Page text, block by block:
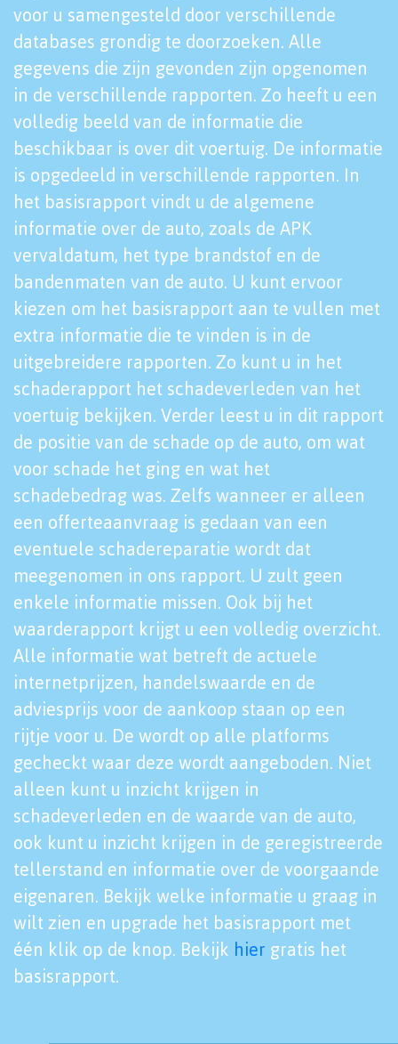
voor u samengesteld door verschillende
databases grondig te doorzoeken. Alle
gegevens die zijn gevonden zijn opgenomen
in de verschillende rapporten. Zo heeft u een
volledig beeld van de informatie die
beschikbaar is over dit voertuig. De informatie
is opgedeeld in verschillende rapporten. In
het basisrapport vindt u de algemene
informatie over de auto, zoals de APK
vervaldatum, het type brandstof en de
bandenmaten van de auto. U kunt ervoor
kiezen om het basisrapport aan te vullen met
extra informatie die te vinden is in de
uitgebreidere rapporten. Zo kunt u in het
schaderapport het schadeverleden van het
voertuig bekijken. Verder leest u in dit rapport
de positie van de schade op de auto, om wat
voor schade het ging en wat het
schadebedrag was. Zelfs wanneer er alleen
een offerteaanvraag is gedaan van een
eventuele schadereparatie wordt dat
meegenomen in ons rapport. U zult geen
enkele informatie missen. Ook bij het
waarderapport krijgt u een volledig overzicht.
Alle informatie wat betreft de actuele
internetprijzen, handelswaarde en de
adviesprijs voor de aankoop staan op een
rijtje voor u. De wordt op alle platforms
gecheckt waar deze wordt aangeboden. Niet
alleen kunt u inzicht krijgen in
schadeverleden en de waarde van de auto,
ook kunt u inzicht krijgen in de geregistreerde
tellerstand en informatie over de voorgaande
eigenaren. Bekijk welke informatie u graag in
wilt zien en upgrade het basisrapport met
één klik op de knop. Bekijk hier gratis het
basisrapport.